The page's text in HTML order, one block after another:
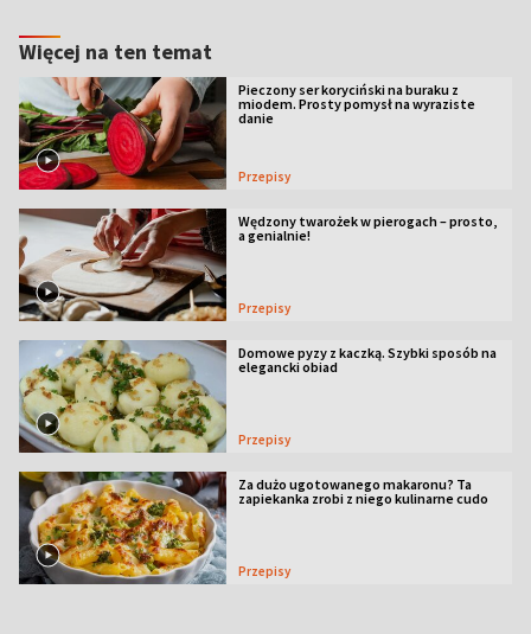
Więcej na ten temat
Pieczony ser koryciński na buraku z
miodem. Prosty pomysł na wyraziste
danie
Przepisy
Wędzony twarożek w pierogach – prosto,
a genialnie!
Przepisy
Domowe pyzy z kaczką. Szybki sposób na
elegancki obiad
Przepisy
Za dużo ugotowanego makaronu? Ta
zapiekanka zrobi z niego kulinarne cudo
Przepisy